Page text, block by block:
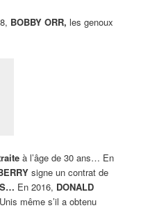
BOBBY ORR, les genoux
à l’âge de 30 ans… En
signe un contrat de
En 2016, DONALD
même s’il a obtenu